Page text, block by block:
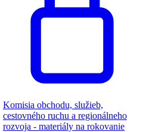
Komisia obchodu, služieb,
cestovného ruchu a regionálneho
rozvoja - materiály na rokovanie